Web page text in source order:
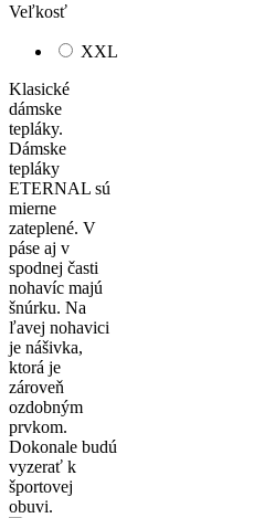
Veľkosť
XXL
Klasické
dámske
tepláky.
Dámske
tepláky
ETERNAL sú
mierne
zateplené. V
páse aj v
spodnej časti
nohavíc majú
šnúrku. Na
ľavej nohavici
je nášivka,
ktorá je
zároveň
ozdobným
prvkom.
Dokonale budú
vyzerať k
športovej
obuvi.